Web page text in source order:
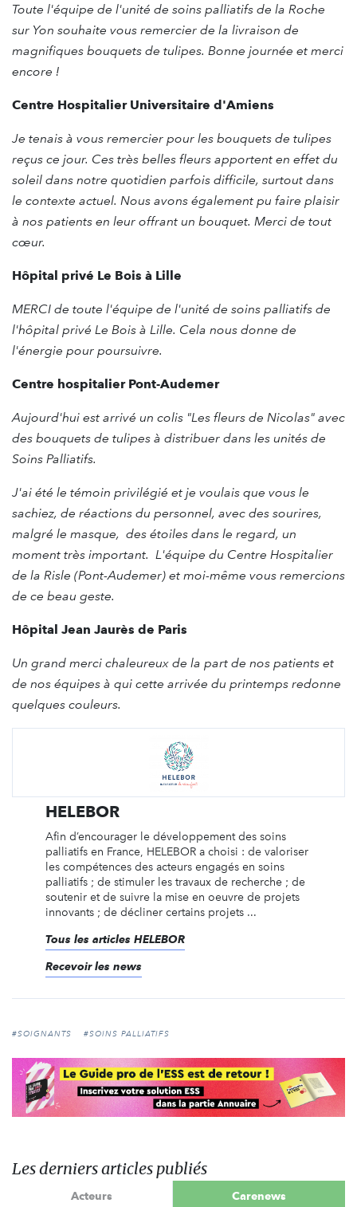
Toute l'équipe de l'unité de soins palliatifs de la Roche
sur Yon souhaite vous remercier de la livraison de
magnifiques bouquets de tulipes. Bonne journée et merci
encore !
Centre Hospitalier Universitaire d'Amiens
Je tenais à vous remercier pour les bouquets de tulipes
reçus ce jour. Ces très belles fleurs apportent en effet du
soleil dans notre quotidien parfois difficile, surtout dans
le contexte actuel. Nous avons également pu faire plaisir
à nos patients en leur offrant un bouquet. Merci de tout
cœur.
Hôpital privé Le Bois à Lille
MERCI de toute l'équipe de l'unité de soins palliatifs de
l'hôpital privé Le Bois à Lille. Cela nous donne de
l'énergie pour poursuivre.
Centre hospitalier Pont-Audemer
Aujourd'hui est arrivé un colis "Les fleurs de Nicolas" avec
des bouquets de tulipes à distribuer dans les unités de
Soins Palliatifs.
J'ai été le témoin privilégié et je voulais que vous le
sachiez, de réactions du personnel, avec des sourires,
malgré le masque, des étoiles dans le regard, un
moment très important. L'équipe du Centre Hospitalier
de la Risle (Pont-Audemer) et moi-même vous remercions
de ce beau geste.
Hôpital Jean Jaurès de Paris
Un grand merci chaleureux de la part de nos patients et
de nos équipes à qui cette arrivée du printemps redonne
quelques couleurs.
HELEBOR
Afin d’encourager le développement des soins
palliatifs en France, HELEBOR a choisi : de valoriser
les compétences des acteurs engagés en soins
palliatifs ; de stimuler les travaux de recherche ; de
soutenir et de suivre la mise en oeuvre de projets
innovants ; de décliner certains projets ...
Tous les articles HELEBOR
Recevoir les news
#SOIGNANTS #SOINS PALLIATIFS
Les derniers articles publiés
Acteurs Carenews